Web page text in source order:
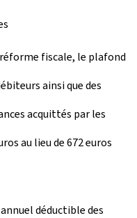
fiscale, le plafond
ainsi que des
acquittés par les
au lieu de 672 euros
déductible des